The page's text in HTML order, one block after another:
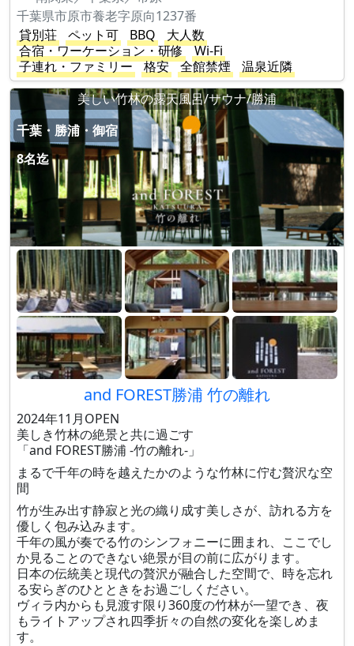
千葉県市原市養老字原向1237番
貸別荘
ペット可 BBQ
大人数
合宿・ワーケーション・研修
Wi-Fi
子連れ・ファミリー
格安 全館禁煙
温泉近隣
美しい竹林の露天風呂/サウナ/勝浦
千葉・勝浦・御宿
8名迄
and FOREST勝浦 竹の離れ
2024年11月OPEN
美しき竹林の絶景と共に過ごす
「and FOREST勝浦 -竹の離れ-」
まるで千年の時を越えたかのような竹林に佇む贅沢な空
間
竹が生み出す静寂と光の織り成す美しさが、訪れる方を
優しく包み込みます。
千年の風が奏でる竹のシンフォニーに囲まれ、ここでし
か見ることのできない絶景が目の前に広がります。
日本の伝統美と現代の贅沢が融合した空間で、時を忘れ
る安らぎのひとときをお過ごしください。
ヴィラ内からも見渡す限り360度の竹林が一望でき、夜
もライトアップされ四季折々の自然の変化を楽しめま
す。